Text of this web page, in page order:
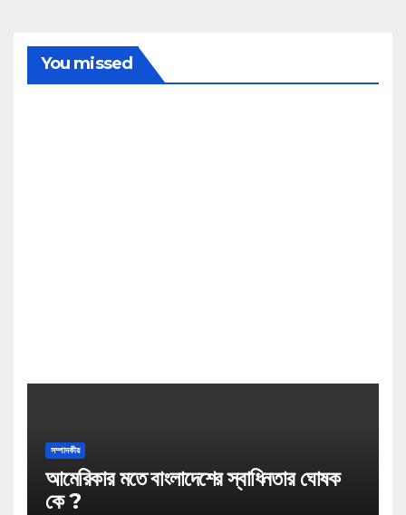
You missed
সম্পাদকীয়
আমেরিকার মতে বাংলাদেশের স্বাধিনতার ঘোষক
কে ?